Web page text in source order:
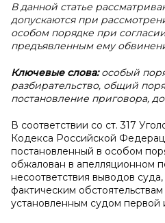
В данной статье
допускаются при
особом порядке при
предъявленным ему
Ключевые слова:особый
разбирательство, общий
постановление приговора,
В соответствии со ст. 317
Кодекса Российской
постановленный в особом
обжалован в апелляционном
несоответствия выводов
фактическим
установленным судом первой